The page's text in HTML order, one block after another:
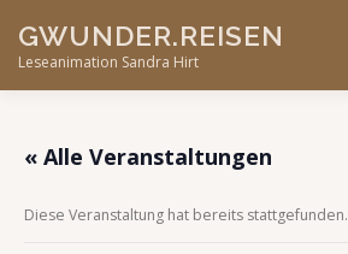
content
GWUNDER.REISEN
Leseanimation Sandra Hirt
VERANSTALTUNGEN
« Alle Veranstaltungen
Diese Veranstaltung hat bereits stattgefunden.